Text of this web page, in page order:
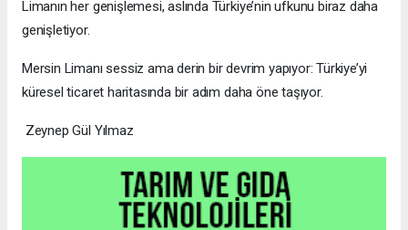
Limanın her genişlemesi, aslında Türkiye’nin ufkunu biraz daha
genişletiyor.
Mersin Limanı sessiz ama derin bir devrim yapıyor: Türkiye’yi
küresel ticaret haritasında bir adım daha öne taşıyor.
Zeynep Gül Yılmaz